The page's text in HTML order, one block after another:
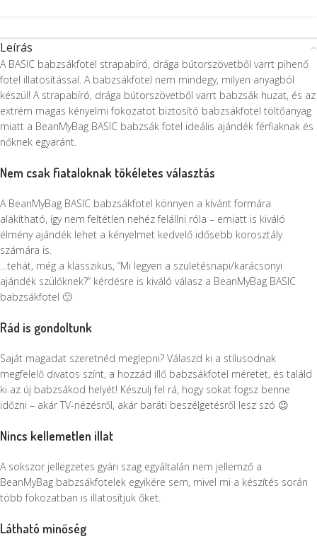
Leírás
A BASIC babzsákfotel strapabíró, drága bútorszövetből varrt pihenő
fotel illatosítással. A babzsákfotel nem mindegy, milyen anyagból
készül! A strapabíró, drága bútorszövetből varrt babzsák huzat, és az
extrém magas kényelmi fokozatot biztosító babzsákfotel töltőanyag
miatt a BeanMyBag BASIC babzsák fotel ideális ajándék férfiaknak és
nőknek egyaránt.
Nem csak fiataloknak tökéletes választás
A BeanMyBag BASIC babzsákfotel könnyen a kívánt formára
alakítható, így nem feltétlen nehéz felállni róla – emiatt is kiváló
élmény ajándék lehet a kényelmet kedvelő idősebb korosztály
számára is.
…tehát, még a klasszikus, “Mi legyen a születésnapi/karácsonyi
ajándék szülőknek?” kérdésre is kiváló válasz a BeanMyBag BASIC
babzsákfotel 🙂
Rád is gondoltunk
Saját magadat szeretnéd meglepni? Válaszd ki a stílusodnak
megfelelő divatos színt, a hozzád illő babzsákfotel méretet, és találd
ki az új babzsákod helyét! Készülj fel rá, hogy sokat fogsz benne
időzni – akár TV-nézésről, akár baráti beszélgetésről lesz szó 😉
Nincs kellemetlen illat
A sokszor jellegzetes gyári szag egyáltalán nem jellemző a
BeanMyBag babzsákfotelek egyikére sem, mivel mi a készítés során
több fokozatban is illatosítjuk őket.
Látható minőség